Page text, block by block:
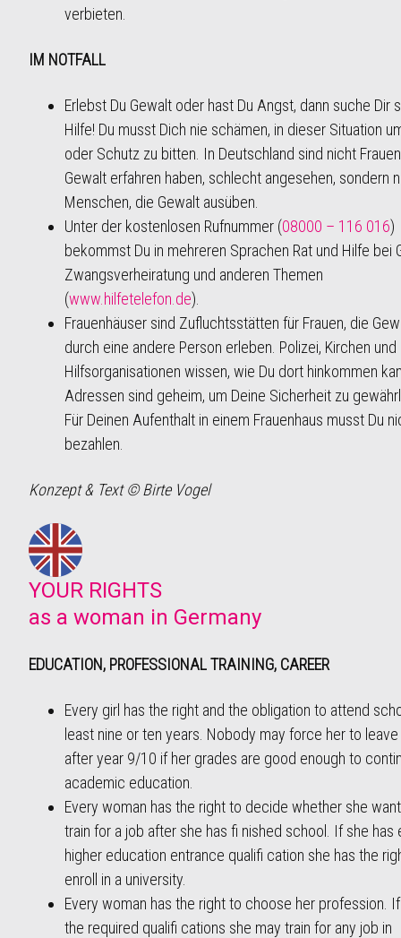
verbieten.
IM NOTFALL
Erlebst Du Gewalt oder hast Du Angst, dann suche Dir
Hilfe! Du musst Dich nie schämen, in dieser Situation
oder Schutz zu bitten. In Deutschland sind nicht
Gewalt erfahren haben, schlecht angesehen, sondern
Menschen, die Gewalt ausüben.
Unter der kostenlosen Rufnummer (08000 – 116 016)
bekommst Du in mehreren Sprachen Rat und Hilfe bei
Zwangsverheiratung und anderen Themen
(www.hilfetelefon.de).
Frauenhäuser sind Zufluchtsstätten für Frauen, die
durch eine andere Person erleben. Polizei, Kirchen und
Hilfsorganisationen wissen, wie Du dort hinkommen
Adressen sind geheim, um Deine Sicherheit zu
Für Deinen Aufenthalt in einem Frauenhaus musst Du
bezahlen.
Konzept & Text © Birte Vogel
YOUR RIGHTS
as a woman in Germany
EDUCATION, PROFESSIONAL TRAINING, CAREER
Every girl has the right and the obligation to attend
least nine or ten years. Nobody may force her to
after year 9/10 if her grades are good enough to
academic education.
Every woman has the right to decide whether she
train for a job after she has fi nished school. If she has
higher education entrance qualifi cation she has the
enroll in a university.
Every woman has the right to choose her profession.
the required qualifi cations she may train for any job in